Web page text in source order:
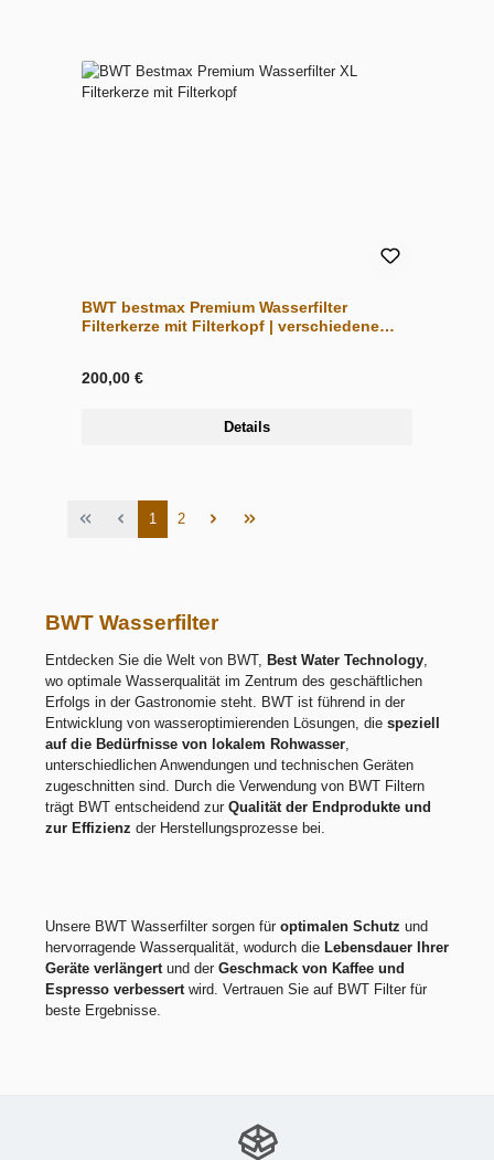
BWT bestmax Premium Wasserfilter
Filterkerze mit Filterkopf | verschiedene
200,00 €
Details
Seite
1 Seite
2
BWT Wasserfilter
Entdecken Sie die Welt von BWT, Best Water Technology
wo optimale Wasserqualität im Zentrum des geschäftlichen
Erfolgs in der Gastronomie steht. BWT ist führend in der
Entwicklung von wasseroptimierenden Lösungen, die speziell
auf die Bedürfnisse von lokalem Rohwasser
unterschiedlichen Anwendungen und technischen Geräten
zugeschnitten sind. Durch die Verwendung von BWT Filtern
trägt BWT entscheidend zur Qualität der Endprodukte und
zur Effizienz der Herstellungsprozesse bei.
Unsere BWT Wasserfilter sorgen für optimalen Schutz und
hervorragende Wasserqualität, wodurch die Lebensdauer Ihrer
Geräte verlängert und der Geschmack von Kaffee und
Espresso verbessert wird. Vertrauen Sie auf BWT Filter für
beste Ergebnisse.